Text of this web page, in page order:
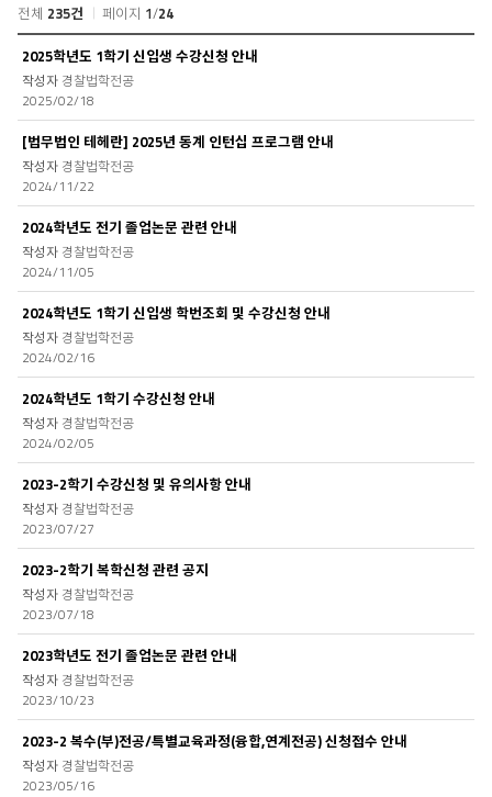
전체 235건 페이지 1/24
지
사
항
목
록
2025학년도 1학기 신입생 수강신청 안내
경찰법학전공
2025/02/18
[법무법인 테헤란] 2025년 동계 인턴십 프로그램 안내
경찰법학전공
2024/11/22
2024학년도 전기 졸업논문 관련 안내
경찰법학전공
2024/11/05
2024학년도 1학기 신입생 학번조회 및 수강신청 안내
경찰법학전공
2024/02/16
2024학년도 1학기 수강신청 안내
경찰법학전공
2024/02/05
2023-2학기 수강신청 및 유의사항 안내
경찰법학전공
2023/07/27
2023-2학기 복학신청 관련 공지
경찰법학전공
2023/07/18
2023학년도 전기 졸업논문 관련 안내
경찰법학전공
2023/10/23
2023-2 복수(부)전공/특별교육과정(융합,연계전공) 신청접수 안내
경찰법학전공
2023/05/16